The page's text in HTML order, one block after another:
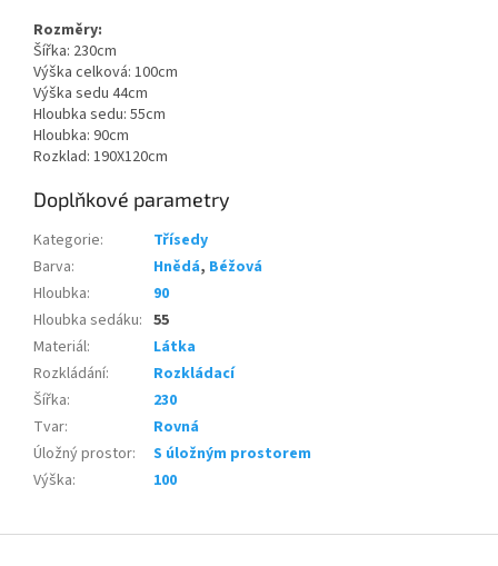
Rozměry:
Šířka: 230cm
Výška celková: 100cm
Výška sedu 44cm
Hloubka sedu: 55cm
Hloubka: 90cm
Rozklad: 190X120cm
Doplňkové parametry
Kategorie:
Třísedy
Barva: Hnědá, Béžová
Hloubka:
90
Hloubka sedáku: 55
Materiál:
Látka
Rozkládání:
Rozkládací
Šířka:
230
Tvar:
Rovná
Úložný prostor:
S úložným prostorem
Výška: 100